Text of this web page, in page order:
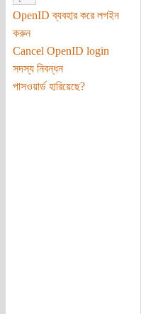
OpenID ব্যবহার করে লগইন
করুন
Cancel OpenID login
সদস্য নিবন্ধন
পাসওয়ার্ড হারিয়েছে?